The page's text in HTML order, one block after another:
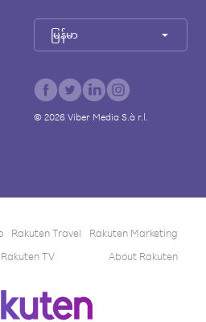
မြန်မာ
© 2026Viber Media S.à r.l.
Rakuten Travel
Rakuten Marketing
Rakuten TV About Rakuten